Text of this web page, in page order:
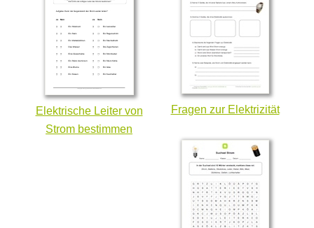
Elektrische Leiter von
Strom bestimmen
Fragen zur Elektrizität